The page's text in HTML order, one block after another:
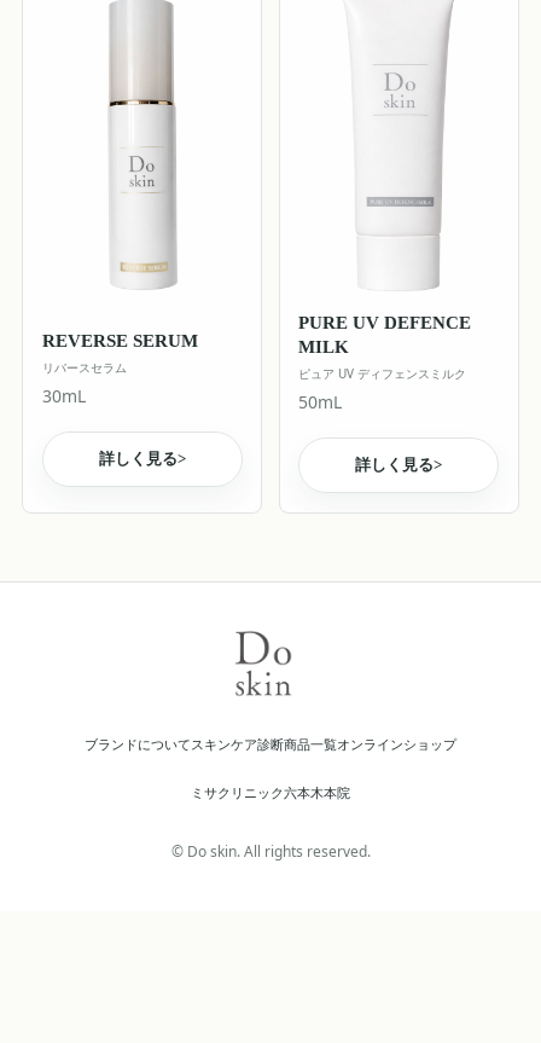
REVERSE SERUM
リバースセラム
30mL
詳しく見る>
PURE UV DEFENCE
MILK
ピュア UV ディフェンスミルク
50mL
詳しく見る>
ブランドについてスキンケア診断商品一覧オンラインショップ
ミサクリニック六本木本院
© Do skin. All rights reserved.